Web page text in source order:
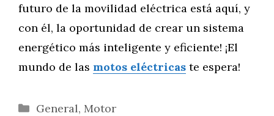
futuro de la movilidad eléctrica está aquí, y
con él, la oportunidad de crear un sistema
energético más inteligente y eficiente! ¡El
mundo de las motos eléctricas te espera!
Categorías
General, Motor